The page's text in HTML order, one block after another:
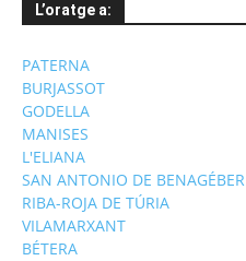
L’oratge a:
PATERNA
BURJASSOT
GODELLA
MANISES
L'ELIANA
SAN ANTONIO DE BENAGÉBER
RIBA-ROJA DE TÚRIA
VILAMARXANT
BÉTERA